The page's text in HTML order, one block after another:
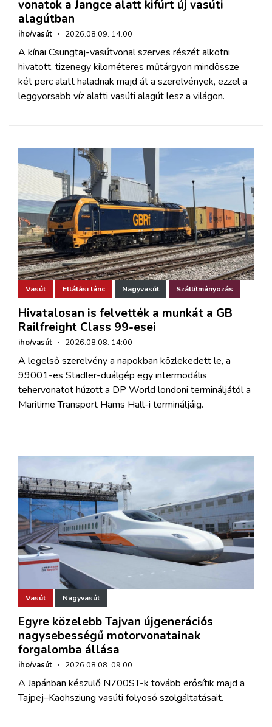
vonatok a Jangce alatt kifúrt új vasúti
alagútban
iho/vasút · 2026.08.09. 14:00
A kínai Csungtaj-vasútvonal szerves részét alkotni
hivatott, tizenegy kilométeres műtárgyon mindössze
két perc alatt haladnak majd át a szerelvények, ezzel a
leggyorsabb víz alatti vasúti alagút lesz a világon.
Vasút Ellátási lánc Nagyvasút Szállítmányozás
Hivatalosan is felvették a munkát a GB
Railfreight Class 99-esei
iho/vasút · 2026.08.08. 14:00
A legelső szerelvény a napokban közlekedett le, a
99001-es Stadler-duálgép egy intermodális
tehervonatot húzott a DP World londoni termináljától a
Maritime Transport Hams Hall-i termináljáig.
Vasút Nagyvasút
Egyre közelebb Tajvan újgenerációs
nagysebességű motorvonatainak
forgalomba állása
iho/vasút · 2026.08.08. 09:00
A Japánban készülő N700ST-k tovább erősítik majd a
Tajpej–Kaohsziung vasúti folyosó szolgáltatásait.